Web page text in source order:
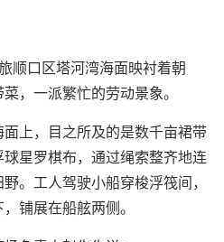
顺口区塔河湾海面映衬着朝
，一派繁忙的劳动景象。
上，目之所及的是数千亩裙带
星罗棋布，通过绳索整齐地连
。工人驾驶小船穿梭浮筏间，
铺展在船舷两侧。